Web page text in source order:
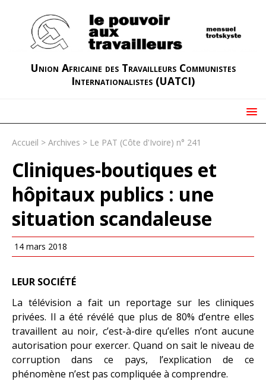
Union Africaine des Travailleurs Communistes
Internationalistes (UATCI)
Accueil > Archives > Le PAT (Côte d'Ivoire) n° 241
Cliniques-boutiques et
hôpitaux publics : une
situation scandaleuse
14 mars 2018
LEUR SOCIÉTÉ
La télévision a fait un reportage sur les cliniques
privées. Il a été révélé que plus de 80% d’entre elles
travaillent au noir, c’est-à-dire qu’elles n’ont aucune
autorisation pour exercer. Quand on sait le niveau de
corruption dans ce pays, l’explication de ce
phénomène n’est pas compliquée à comprendre.